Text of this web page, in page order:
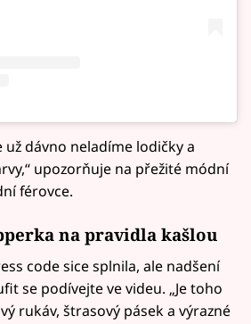
už dávno neladíme lodičky a
upozorňuje na přežité módní
férovce.
na pravidla kašlou
code sice splnila, ale nadšení
se podívejte ve videu. „Je toho
rukáv, štrasový pásek a výrazné